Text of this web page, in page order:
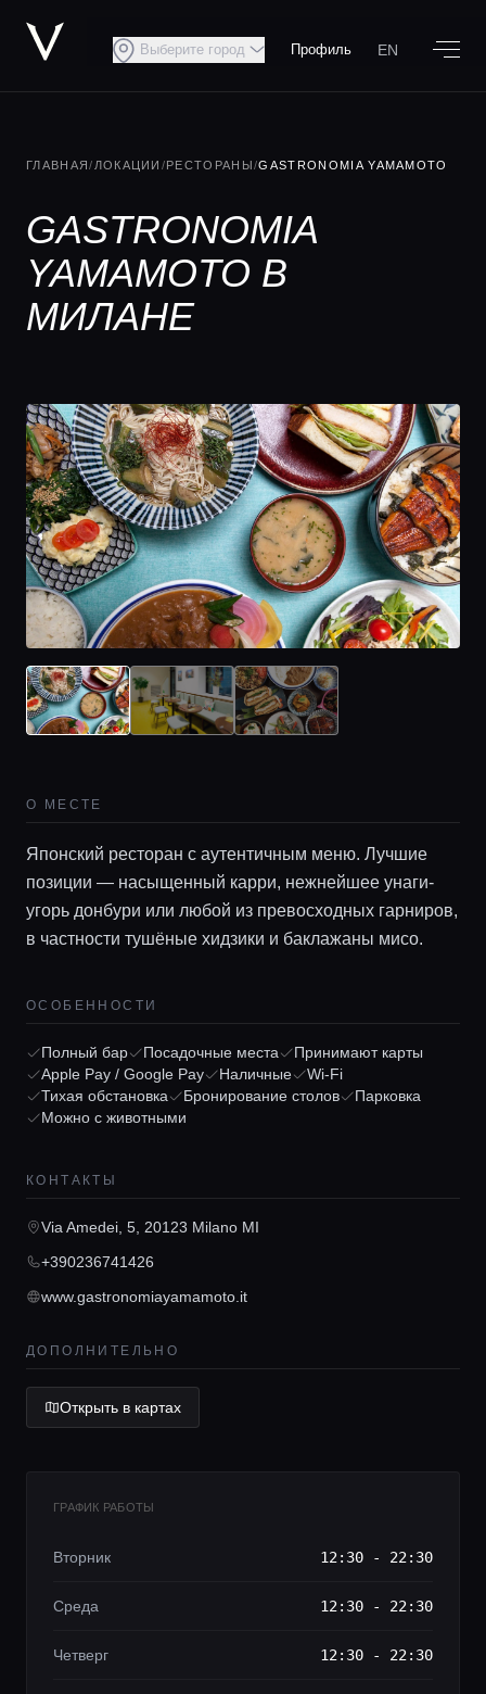
Главная
Локации
Гиды
Консьерж сервис
Lifestyle журнал
Выберите город Профиль EN
ГЛАВНАЯ/ ЛОКАЦИИ /РЕСТОРАНЫ/GASTRONOMIA YAMAMOTO
GASTRONOMIA
YAMAMOTO В
МИЛАНЕ
О МЕСТЕ
Японский ресторан с аутентичным меню. Лучшие
позиции — насыщенный карри, нежнейшее унаги-
угорь донбури или любой из превосходных гарниров,
в частности тушёные хидзики и баклажаны мисо.
ОСОБЕННОСТИ
Полный бар Посадочные места
Принимают карты
Apple Pay / Google Pay
Наличные
Wi-Fi
Тихая обстановка
Бронирование столов
Парковка
Можно с животными
КОНТАКТЫ
Via Amedei, 5, 20123 Milano MI
+390236741426
www.gastronomiayamamoto.it
ДОПОЛНИТЕЛЬНО
Открыть в картах
ГРАФИК РАБОТЫ
Вторник 12:30 - 22:30
Среда 12:30 - 22:30
Четверг 12:30 - 22:30